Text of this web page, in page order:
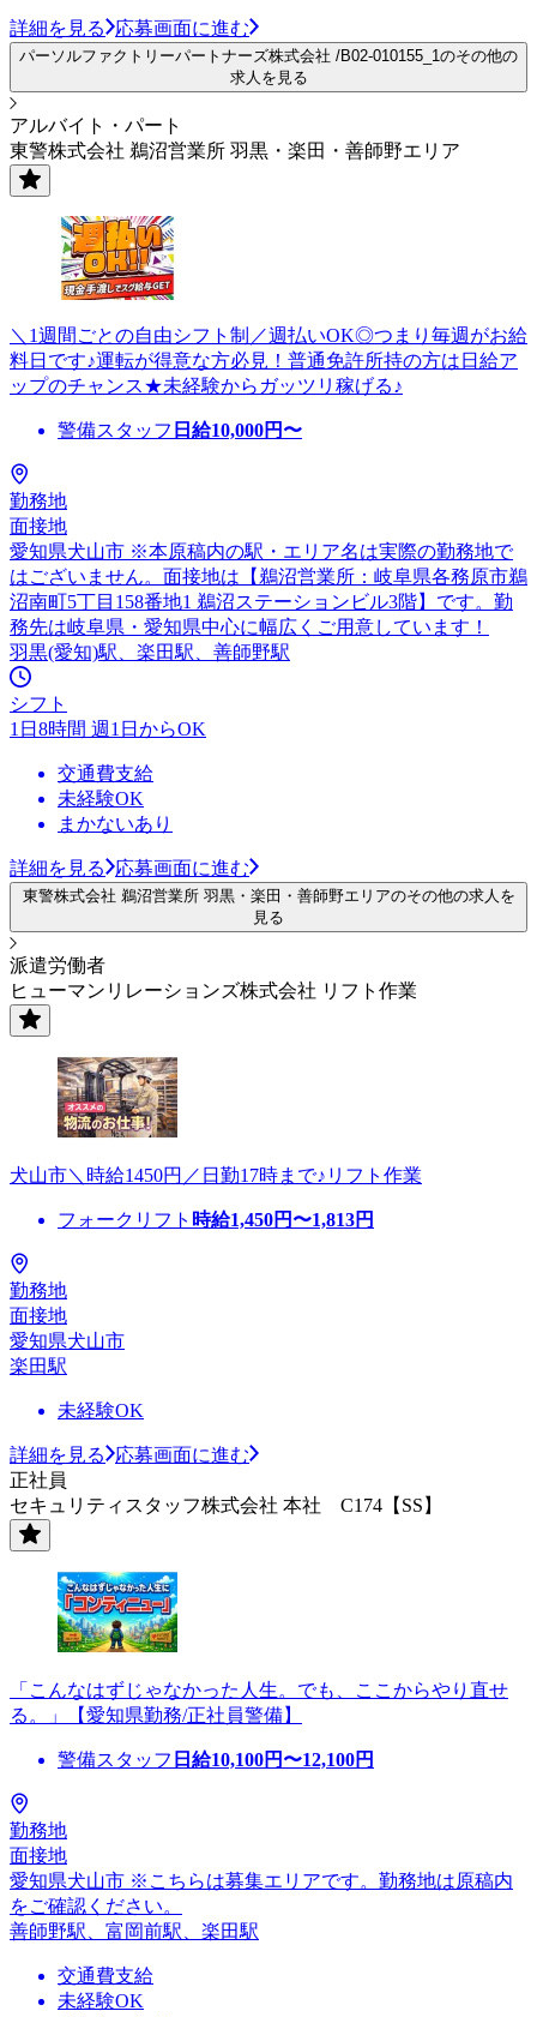
詳細を見る 応募画面に進む
パーソルファクトリーパートナーズ株式会社 /B02-010155_1のその他の
求人を見る
アルバイト・パート
東警株式会社 鵜沼営業所 羽黒・楽田・善師野エリア
＼1週間ごとの自由シフト制／週払いOK◎つまり毎週がお給
料日です♪運転が得意な方必見！普通免許所持の方は日給ア
ップのチャンス★未経験からガッツリ稼げる♪
警備スタッフ 日給10,000円〜
勤務地
面接地
愛知県犬山市 ※本原稿内の駅・エリア名は実際の勤務地で
はございません。面接地は【鵜沼営業所：岐阜県各務原市鵜
沼南町5丁目158番地1 鵜沼ステーションビル3階】です。勤
務先は岐阜県・愛知県中心に幅広くご用意しています！
羽黒(愛知)駅、楽田駅、善師野駅
シフト
1日8時間 週1日からOK
交通費支給
未経験OK
まかないあり
詳細を見る 応募画面に進む
東警株式会社 鵜沼営業所 羽黒・楽田・善師野エリアのその他の求人を
見る
派遣労働者
ヒューマンリレーションズ株式会社 リフト作業
犬山市＼時給1450円／日勤17時まで♪リフト作業
フォークリフト 時給1,450円〜1,813円
勤務地
面接地
愛知県犬山市
楽田駅
未経験OK
詳細を見る
応募画面に進む
正社員
セキュリティスタッフ株式会社 本社 C174【SS】
「こんなはずじゃなかった人生。でも、ここからやり直せ
る。」【愛知県勤務/正社員警備】
警備スタッフ 日給10,100円〜12,100円
勤務地
面接地
愛知県犬山市 ※こちらは募集エリアです。勤務地は原稿内
をご確認ください。
善師野駅、富岡前駅、楽田駅
交通費支給
未経験OK